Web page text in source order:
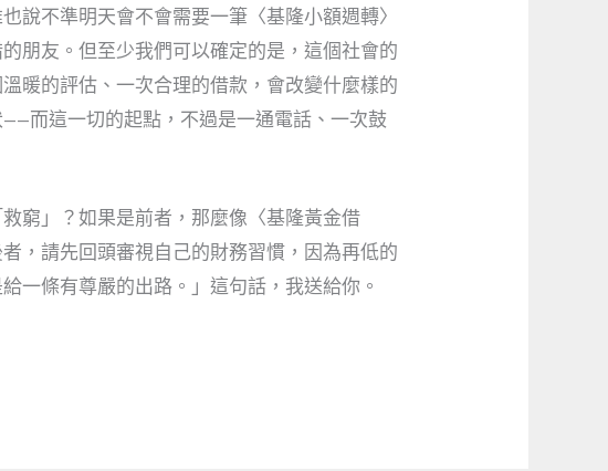
說不準明天會不會需要一筆〈基隆小額週轉〉
朋友。但至少我們可以確定的是，這個社會的
暖的評估、一次合理的借款，會改變什麼樣的
而這一切的起點，不過是一通電話、一次鼓
窮」？如果是前者，那麼像〈基隆黃金借
，請先回頭審視自己的財務習慣，因為再低的
一條有尊嚴的出路。」這句話，我送給你。